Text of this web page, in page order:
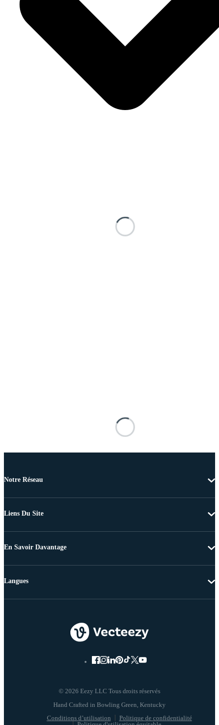
Notre Réseau
Liens Du Site
En Savoir Davantage
© 2026 Eezy LLC Tous droits réservés
Conditions d’utilisation
Politique de confidentialité
Langues